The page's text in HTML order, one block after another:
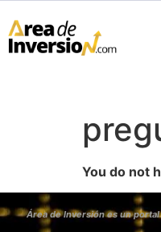
You do not
Área de Inversión es un